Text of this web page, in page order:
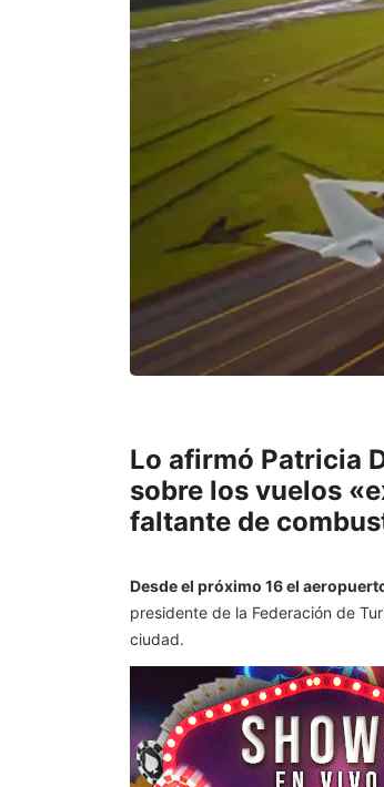
Lo afirmó Patricia
sobre los vuelos
faltante de
Desde el próximo 16 el
presidente de la Federación de
ciudad.